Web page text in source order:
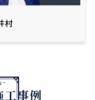
村
工事例